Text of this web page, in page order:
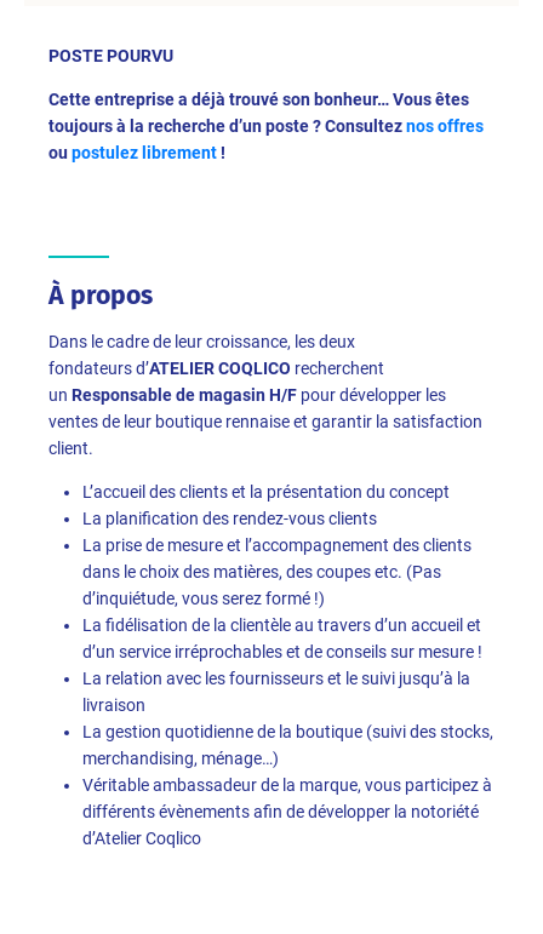
POSTE POURVU
Cette entreprise a déjà trouvé son bonheur… Vous êtes
toujours à la recherche d’un poste ? Consulteznos offres
oupostulez librement !
À propos
Dans le cadre de leur croissance, les deux
fondateurs d’ATELIER COQLICO recherchent
un Responsable de magasin H/F pour développer les
ventes de leur boutique rennaise et garantir la satisfaction
client.
L’accueil des clients et la présentation du concept
La planification des rendez-vous clients
La prise de mesure et l’accompagnement des clients
dans le choix des matières, des coupes etc. (Pas
d’inquiétude, vous serez formé !)
La fidélisation de la clientèle au travers d’un accueil et
d’un service irréprochables et de conseils sur mesure !
La relation avec les fournisseurs et le suivi jusqu’à la
livraison
La gestion quotidienne de la boutique (suivi des stocks,
merchandising, ménage…)
Véritable ambassadeur de la marque, vous participez à
différents évènements afin de développer la notoriété
d’Atelier Coqlico